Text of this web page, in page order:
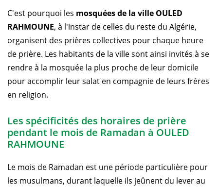
C'est pourquoi les mosquées de la ville OULED
RAHMOUNE, à l'instar de celles du reste du Algérie,
organisent des prières collectives pour chaque heure
de prière. Les habitants de la ville sont ainsi invités à se
rendre à la mosquée la plus proche de leur domicile
pour accomplir leur salat en compagnie de leurs frères
en religion.
Les spécificités des horaires de prière
pendant le mois de Ramadan à OULED
RAHMOUNE
Le mois de Ramadan est une période particulière pour
les musulmans, durant laquelle ils jeûnent du lever au